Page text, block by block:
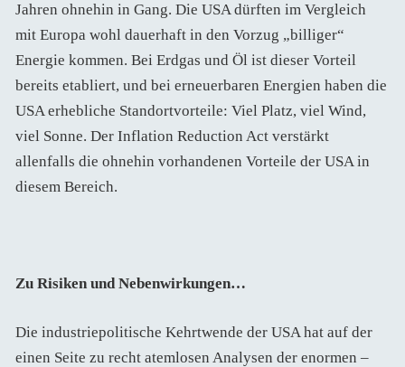
Jahren ohnehin in Gang. Die USA dürften im Vergleich
mit Europa wohl dauerhaft in den Vorzug „billiger“
Energie kommen. Bei Erdgas und Öl ist dieser Vorteil
bereits etabliert, und bei erneuerbaren Energien haben die
USA erhebliche Standortvorteile: Viel Platz, viel Wind,
viel Sonne. Der Inflation Reduction Act verstärkt
allenfalls die ohnehin vorhandenen Vorteile der USA in
diesem Bereich.
Zu Risiken und Nebenwirkungen…
Die industriepolitische Kehrtwende der USA hat auf der
einen Seite zu recht atemlosen Analysen der enormen –